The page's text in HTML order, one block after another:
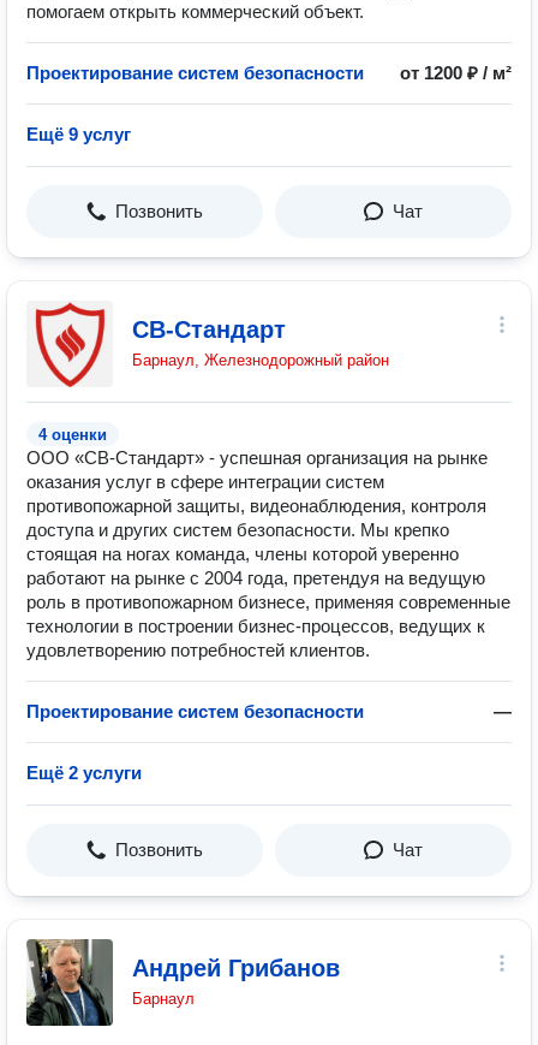
помогаем открыть коммерческий объект.
Проектирование систем безопасности от 1200 ₽ / м²
Ещё 9 услуг
Позвонить Чат
СВ-Стандарт
Барнаул, Железнодорожный район
4 оценки
ООО «СВ-Стандарт» - успешная организация на рынке
оказания услуг в сфере интеграции систем
противопожарной защиты, видеонаблюдения, контроля
доступа и других систем безопасности. Мы крепко
стоящая на ногах команда, члены которой уверенно
работают на рынке с 2004 года, претендуя на ведущую
роль в противопожарном бизнесе, применяя современные
технологии в построении бизнес-процессов, ведущих к
удовлетворению потребностей клиентов.
Проектирование систем безопасности —
Ещё 2 услуги
Позвонить Чат
Андрей Грибанов
Барнаул